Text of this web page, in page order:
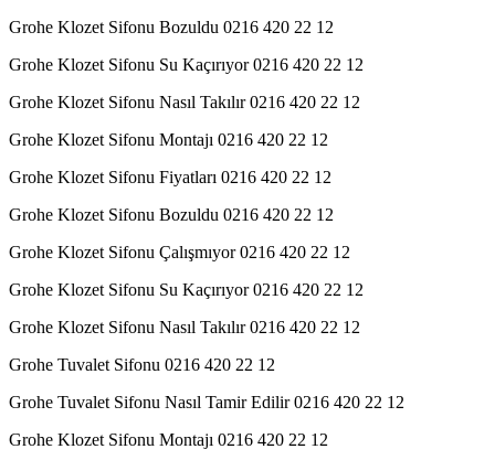
Grohe Klozet Sifonu Bozuldu 0216 420 22 12
Grohe Klozet Sifonu Su Kaçırıyor 0216 420 22 12
Grohe Klozet Sifonu Nasıl Takılır 0216 420 22 12
Grohe Klozet Sifonu Montajı 0216 420 22 12
Grohe Klozet Sifonu Fiyatları 0216 420 22 12
Grohe Klozet Sifonu Bozuldu 0216 420 22 12
Grohe Klozet Sifonu Çalışmıyor 0216 420 22 12
Grohe Klozet Sifonu Su Kaçırıyor 0216 420 22 12
Grohe Klozet Sifonu Nasıl Takılır 0216 420 22 12
Grohe Tuvalet Sifonu 0216 420 22 12
Grohe Tuvalet Sifonu Nasıl Tamir Edilir 0216 420 22 12
Grohe Klozet Sifonu Montajı 0216 420 22 12